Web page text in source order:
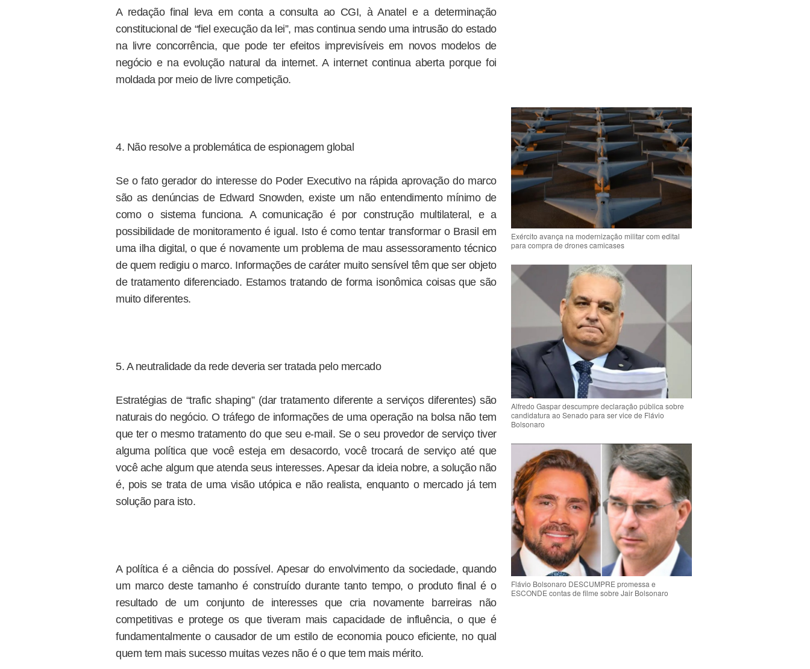
A redação final leva em conta a consulta ao CGI, à Anatel e a determinação
constitucional de “fiel execução da lei”, mas continua sendo uma intrusão do estado
na livre concorrência, que pode ter efeitos imprevisíveis em novos modelos de
negócio e na evolução natural da internet. A internet continua aberta porque foi
moldada por meio de livre competição.
4. Não resolve a problemática de espionagem global
Se o fato gerador do interesse do Poder Executivo na rápida aprovação do marco
são as denúncias de Edward Snowden, existe um não entendimento mínimo de
como o sistema funciona. A comunicação é por construção multilateral, e a
possibilidade de monitoramento é igual. Isto é como tentar transformar o Brasil em
uma ilha digital, o que é novamente um problema de mau assessoramento técnico
de quem redigiu o marco. Informações de caráter muito sensível têm que ser objeto
de tratamento diferenciado. Estamos tratando de forma isonômica coisas que são
muito diferentes.
5. A neutralidade da rede deveria ser tratada pelo mercado
Estratégias de “trafic shaping” (dar tratamento diferente a serviços diferentes) são
naturais do negócio. O tráfego de informações de uma operação na bolsa não tem
que ter o mesmo tratamento do que seu e-mail. Se o seu provedor de serviço tiver
alguma política que você esteja em desacordo, você trocará de serviço até que
você ache algum que atenda seus interesses. Apesar da ideia nobre, a solução não
é, pois se trata de uma visão utópica e não realista, enquanto o mercado já tem
solução para isto.
A política é a ciência do possível. Apesar do envolvimento da sociedade, quando
um marco deste tamanho é construído durante tanto tempo, o produto final é o
resultado de um conjunto de interesses que cria novamente barreiras não
competitivas e protege os que tiveram mais capacidade de influência, o que é
fundamentalmente o causador de um estilo de economia pouco eficiente, no qual
quem tem mais sucesso muitas vezes não é o que tem mais mérito.
Exército avança na modernização militar com edital
para compra de drones camicases
Alfredo Gaspar descumpre declaração pública sobre
candidatura ao Senado para ser vice de Flávio
Bolsonaro
Flávio Bolsonaro DESCUMPRE promessa e
ESCONDE contas de filme sobre Jair Bolsonaro